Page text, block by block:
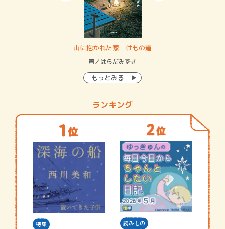
山に抱かれた家 けもの道
著／はらだみずき
もっとみる
ランキング
特集 読みもの